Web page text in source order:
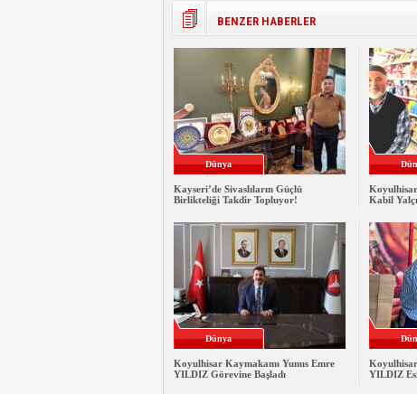
BENZER HABERLER
Dünya
Kayseri’de Sivaslıların Güçlü
Birlikteliği Takdir Topluyor!
Kabil
Dünya
Koyulhisar Kaymakamı Yunus Emre
YILDIZ Görevine Başladı
YILDIZ